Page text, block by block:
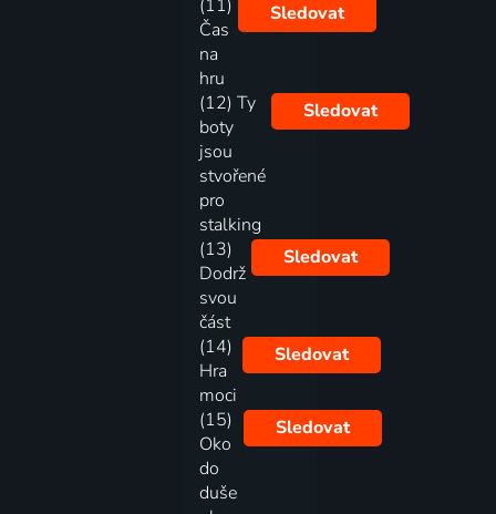
(11)
Čas
na
hru
Sledovat
(12) Ty
boty
jsou
stvořené
pro
stalking
Sledovat
(13)
Dodrž
svou
část
Sledovat
(14)
Hra
moci
Sledovat
(15)
Oko
do
duše
Sledovat